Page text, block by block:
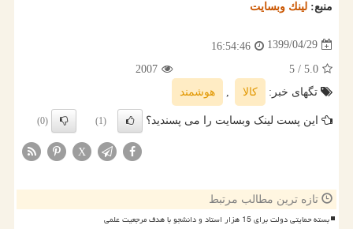
منبع: لینك وبسایت
1399/04/29
16:54:46
5.0
/ 5
2007
تگهای خبر:
كالا هوشمند
این پست لینک وبسایت را می پسندید؟ (1)
(0)
X
تازه ترین مطالب مرتبط
بسته حمایتی دولت برای 15 هزار استاد و دانشجو با هدف مرجعیت علمی